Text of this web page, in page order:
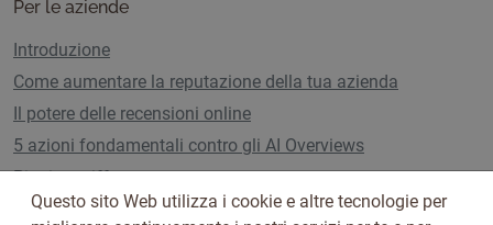
Per le aziende
Introduzione
Come aumentare la reputazione della tua azienda
Il potere delle recensioni online
5 azioni fondamentali contro gli AI Overviews
Piani e tariffe
Questo sito Web utilizza i cookie e altre tecnologie per